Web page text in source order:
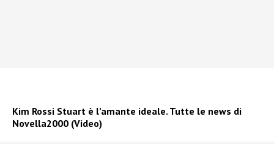
Kim Rossi Stuart è l’amante ideale. Tutte le news di
Novella2000 (Video)